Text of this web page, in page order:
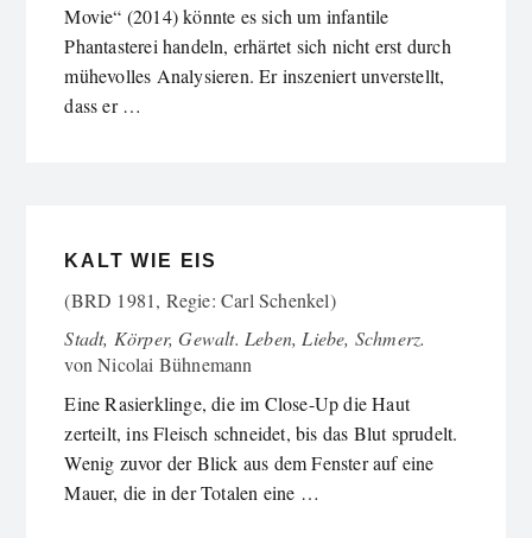
Movie“ (2014) könnte es sich um infantile
Phantasterei handeln, erhärtet sich nicht erst durch
mühevolles Analysieren. Er inszeniert unverstellt,
dass er …
KALT WIE EIS
(BRD 1981, Regie: Carl Schenkel)
Stadt, Körper, Gewalt. Leben, Liebe, Schmerz.
vonNicolai Bühnemann
Eine Rasierklinge, die im Close-Up die Haut
zerteilt, ins Fleisch schneidet, bis das Blut sprudelt.
Wenig zuvor der Blick aus dem Fenster auf eine
Mauer, die in der Totalen eine …